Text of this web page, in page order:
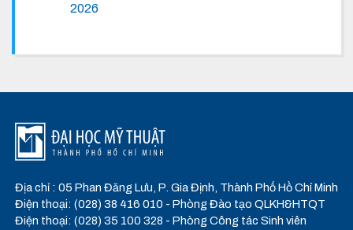
2026
Địa chỉ : 05 Phan Đăng Lưu, P. Gia Định, Thành Phố Hồ Chí Minh
Điện thoại: (028) 38 416 010 - Phòng Đào tạo QLKH&HTQT
Điện thoại: (028) 35 100 328 - Phòng Công tác Sinh viên